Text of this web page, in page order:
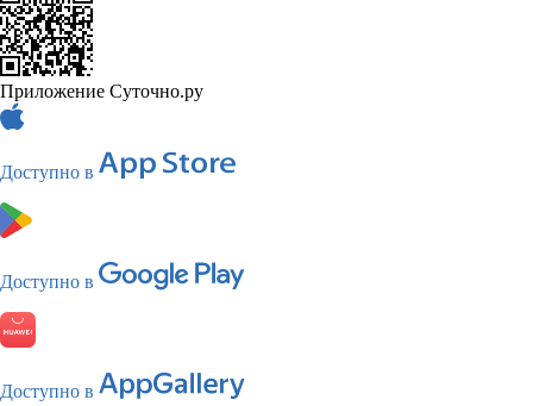
Приложение Суточно.ру
Доступно в
Доступно в
Доступно в